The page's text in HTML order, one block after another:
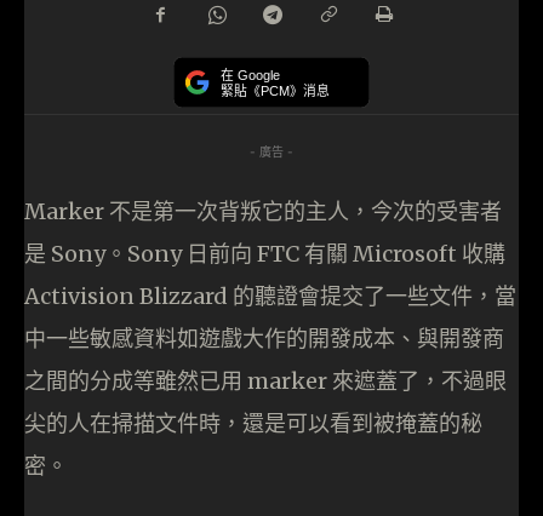
在 Google
緊貼《PCM》消息
- 廣告 -
Marker 不是第一次背叛它的主人，今次的受害者
是 Sony。Sony 日前向 FTC 有關 Microsoft 收購
Activision Blizzard 的聽證會提交了一些文件，當
中一些敏感資料如遊戲大作的開發成本、與開發商
之間的分成等雖然已用 marker 來遮蓋了，不過眼
尖的人在掃描文件時，還是可以看到被掩蓋的秘
密。